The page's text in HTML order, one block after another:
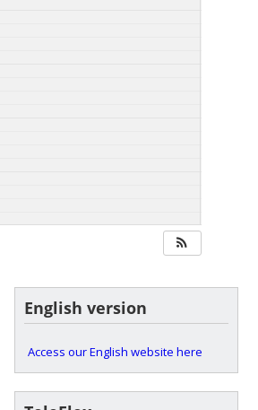
English version
Access our English website here